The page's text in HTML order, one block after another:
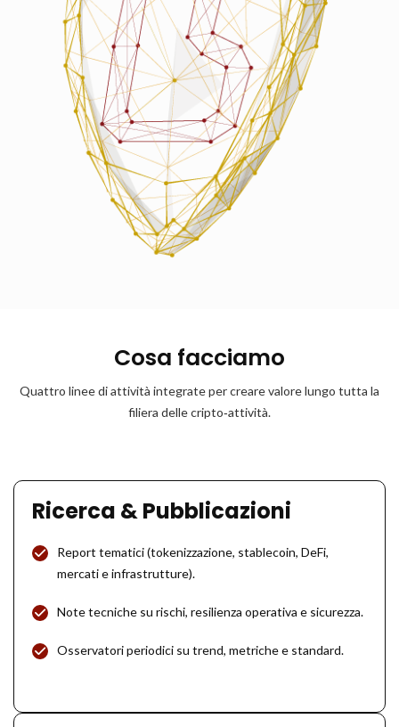
Cosa facciamo
Quattro linee di attività integrate per creare valore lungo tutta la
filiera delle cripto‑attività.
Ricerca & Pubblicazioni
Report tematici (tokenizzazione, stablecoin, DeFi,
mercati e infrastrutture).
Note tecniche su rischi, resilienza operativa e sicurezza.
Osservatori periodici su trend, metriche e standard.